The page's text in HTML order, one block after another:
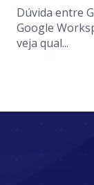
Dúvida entre
Google
veja qual...